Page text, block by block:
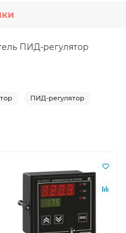
ПИД-регулятор
ПИД-регулятор